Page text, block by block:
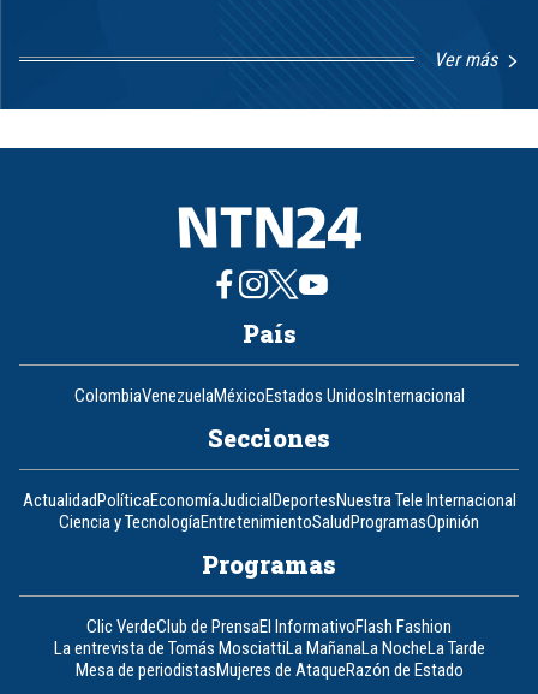
Ver más
8
País
ColombiaVenezuelaMéxicoEstados UnidosInternacional
Secciones
ActualidadPolíticaEconomíaJudicialDeportesNuestra Tele Internacional
Ciencia y TecnologíaEntretenimientoSaludProgramasOpinión
Programas
Clic VerdeClub de PrensaEl InformativoFlash Fashion
La entrevista de Tomás MosciattiLa MañanaLa NocheLa Tarde
Mesa de periodistasMujeres de AtaqueRazón de Estado